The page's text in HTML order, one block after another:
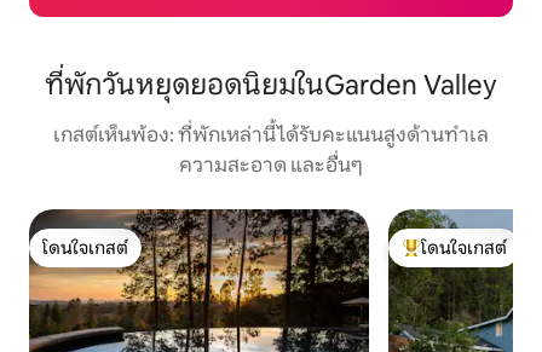
ที่พักวันหยุดยอดนิยมในGarden Valley
เกสต์เห็นพ้อง: ที่พักเหล่านี้ได้รับคะแนนสูงด้านทำเล
ความสะอาด และอื่นๆ
โดนใจเกสต์
โดนใจเกสต์
โดนใจเกสต์ที่สุด
โดนใจเกสต์